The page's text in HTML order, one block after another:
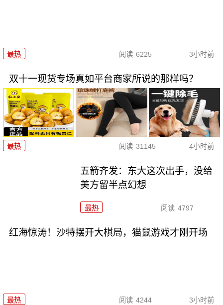
最热 阅读 6225 3小时前
双十一现货专场真如平台商家所说的那样吗？
最热 阅读 31145 4小时前
五箭齐发：东大这次出手，没给
美方留半点幻想
最热 阅读 4797
红海惊涛！沙特摆开大棋局，猫鼠游戏才刚开场
最热 阅读 4244 3小时前